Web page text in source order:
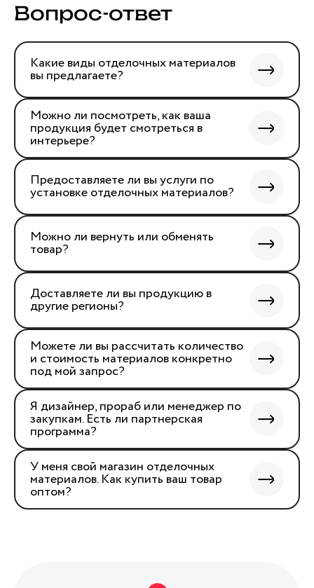
Вопрос-ответ
Какие виды отделочных материалов
вы предлагаете?
Можно ли посмотреть, как ваша
продукция будет смотреться в
интерьере?
Предоставляете ли вы услуги по
установке отделочных материалов?
Можно ли вернуть или обменять
товар?
Доставляете ли вы продукцию в
другие регионы?
Можете ли вы рассчитать количество
и стоимость материалов конкретно
под мой запрос?
Я дизайнер, прораб или менеджер по
закупкам. Есть ли партнерская
программа?
У меня свой магазин отделочных
материалов. Как купить ваш товар
оптом?